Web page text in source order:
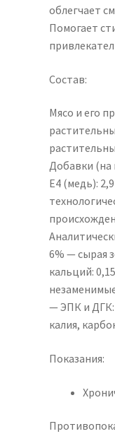
облегчает
Помогает
Состав:
Мясо и его
Добавки (на
E4 (медь):
6% — сырая
кальций:
— ЭПК и ДГК:
калия,
Показания: